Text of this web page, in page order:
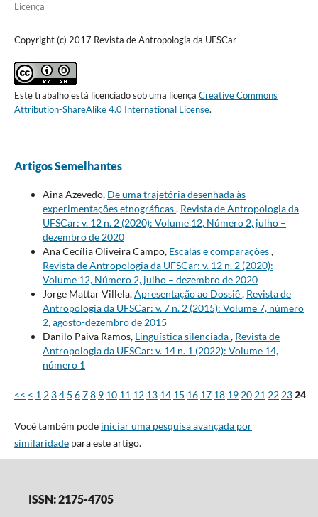
Licença
Copyright (c) 2017 Revista de Antropologia da UFSCar
Este trabalho está licenciado sob uma licença Creative Commons
Attribution-ShareAlike 4.0 International License.
Artigos Semelhantes
Aina Azevedo, De uma trajetória desenhada às
experimentações etnográficas, Revista de Antropologia da
UFSCar: v. 12 n. 2 (2020): Volume 12, Número 2, julho –
dezembro de 2020
Ana Cecília Oliveira Campo, Escalas e comparações,
Revista de Antropologia da UFSCar: v. 12 n. 2 (2020):
Volume 12, Número 2, julho – dezembro de 2020
Jorge Mattar Villela,Apresentação ao Dossiê, Revista de
Antropologia da UFSCar: v. 7 n. 2 (2015): Volume 7, número
2, agosto-dezembro de 2015
Danilo Paiva Ramos, Linguística silenciada, Revista de
Antropologia da UFSCar: v. 14 n. 1 (2022): Volume 14,
número 1
<< < 1 2 34 5 678 9 10 11 12 13 14 15 16 17 18 19 20 21 22 2324
Você também pode iniciar uma pesquisa avançada por
similaridadepara este artigo.
ISSN: 2175-4705